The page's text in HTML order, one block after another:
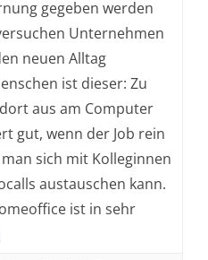
mit
Fieber-
Scannern
Covid-
19-
oder
gegeben werden
Unternehmen
neuen Alltag
ist dieser: Zu
aus am Computer
gut, wenn der Job rein
sich mit Kolleginnen
austauschen kann.
ist in sehr